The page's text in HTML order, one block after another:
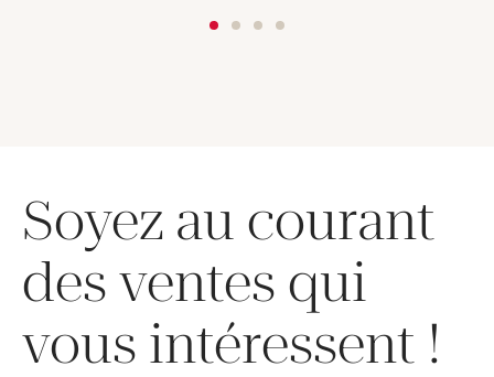
Soyez au courant
des ventes qui
vous intéressent !